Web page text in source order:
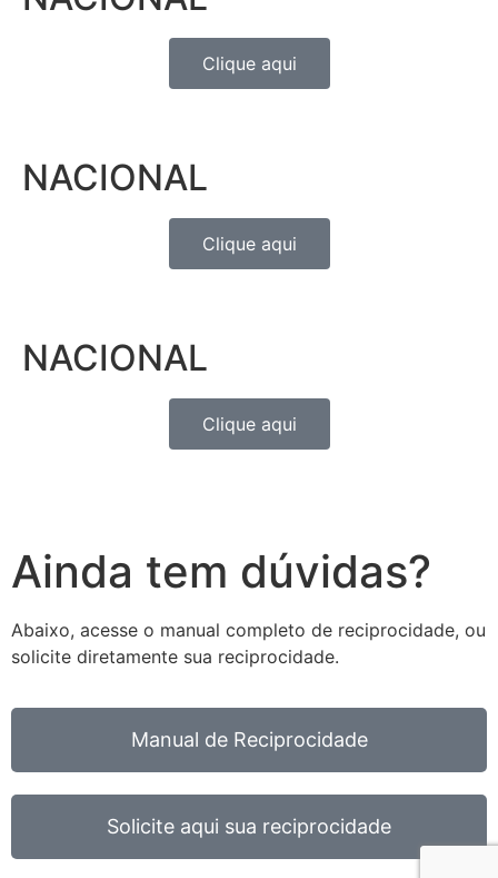
Clique aqui
NACIONAL
Clique aqui
NACIONAL
Clique aqui
Ainda tem dúvidas?
Abaixo, acesse o manual completo de reciprocidade, ou
solicite diretamente sua reciprocidade.
Manual de Reciprocidade
Solicite aqui sua reciprocidade